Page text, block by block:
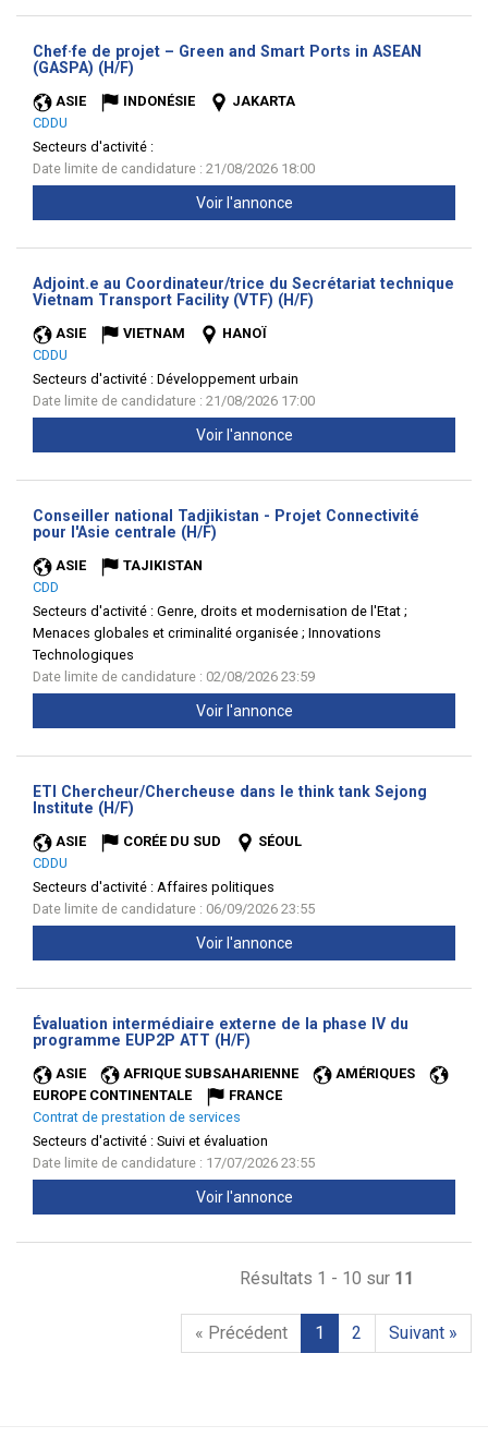
Chef·fe de projet – Green and Smart Ports in ASEAN
(GASPA) (H/F)
ASIE INDONÉSIE
JAKARTA
CDDU
Secteurs d'activité :
Date limite de candidature : 21/08/2026 18:00
Voir l'annonce
Adjoint.e au Coordinateur/trice du Secrétariat technique
Vietnam Transport Facility (VTF) (H/F)
ASIE VIETNAM
HANOÏ
CDDU
Secteurs d'activité : Développement urbain
Date limite de candidature : 21/08/2026 17:00
Voir l'annonce
Conseiller national Tadjikistan - Projet Connectivité
pour l'Asie centrale (H/F)
ASIE
TAJIKISTAN
CDD
Secteurs d'activité : Genre, droits et modernisation de l'Etat ;
Menaces globales et criminalité organisée ; Innovations
Technologiques
Date limite de candidature : 02/08/2026 23:59
Voir l'annonce
ETI Chercheur/Chercheuse dans le think tank Sejong
Institute (H/F)
ASIE CORÉE DU SUD
SÉOUL
CDDU
Secteurs d'activité : Affaires politiques
Date limite de candidature : 06/09/2026 23:55
Voir l'annonce
Évaluation intermédiaire externe de la phase IV du
programme EUP2P ATT (H/F)
ASIE AFRIQUE SUBSAHARIENNE
AMÉRIQUES
EUROPE CONTINENTALE
FRANCE
Contrat de prestation de services
Secteurs d'activité : Suivi et évaluation
Date limite de candidature : 17/07/2026 23:55
Voir l'annonce
Résultats 1 - 10 sur 11
« Précédent 1 2 Suivant »